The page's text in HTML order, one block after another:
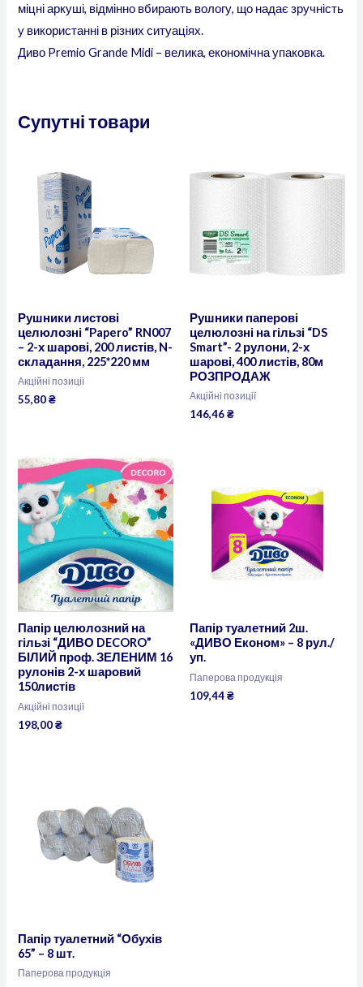
міцні аркуші, відмінно вбирають вологу, що надає зручність
у використанні в різних ситуаціях.
Диво Premio Grande Midi – велика, економічна упаковка.
Супутні товари
Рушники листові
целюлозні “Papero” RN007
– 2-х шарові, 200 листів, N-
складання, 225*220 мм
Акційні позиції
55,80₴
Рушники паперові
целюлозні на гільзі “DS
Smart”- 2 рулони, 2-х
шарові, 400 листів, 80м
РОЗПРОДАЖ
Акційні позиції
146,46₴
Папір целюлозний на
гільзі “ДИВО DECORO”
БІЛИЙ проф. ЗЕЛЕНИМ 16
рулонів 2-х шаровий
150листів
Акційні позиції
198,00₴
Папір туалетний 2ш.
«ДИВО Економ» – 8 рул./
уп.
Паперова продукція
109,44₴
Папір туалетний “Обухів
65” – 8 шт.
Паперова продукція